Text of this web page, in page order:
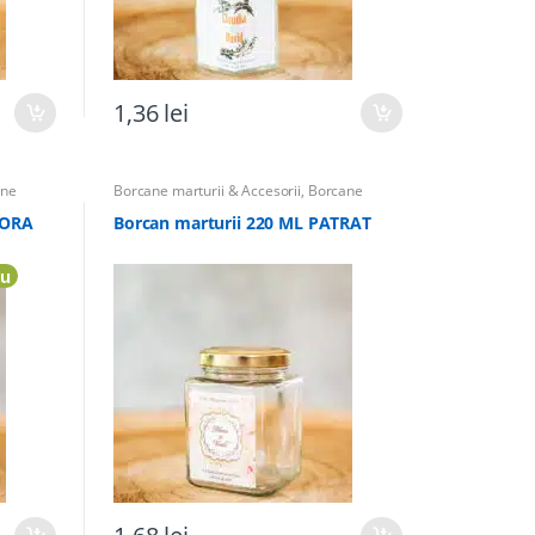
1,36lei
Borcane marturii & Accesorii, Borcane
Marturii Nunta
Totul pentru Botez
Borcan marturii 220 ML PATRAT